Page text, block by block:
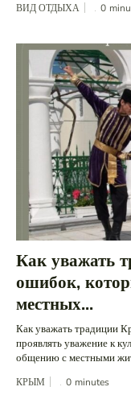
ВИД ОТДЫХА 0
Как уважать
ошибок,
местных...
Как уважать традиции
проявлять уважение к
общению с местными
КРЫМ 0 minutes